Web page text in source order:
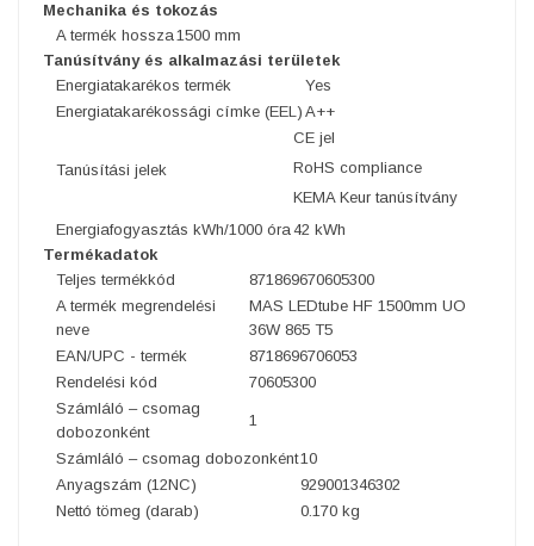
Mechanika és tokozás
A termék hossza1500 mm
Tanúsítvány és alkalmazási területek
Energiatakarékos termék
Yes
Energiatakarékossági címke (EEL) A++
Tanúsítási jelek
CE jel
RoHS compliance
KEMA Keur tanúsítvány
Energiafogyasztás kWh/1000 óra42 kWh
Termékadatok
Teljes termékkód
871869670605300
A termék megrendelési
neve
MAS LEDtube HF 1500mm UO
36W 865 T5
EAN/UPC - termék
8718696706053
Rendelési kód
70605300
Számláló – csomag
dobozonként
1
Számláló – csomag dobozonként10
Anyagszám (12NC)
929001346302
Nettó tömeg (darab)
0.170 kg